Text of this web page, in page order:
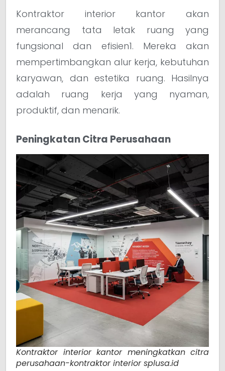
Kontraktor interior kantor akan
merancang tata letak ruang yang
fungsional dan efisien1. Mereka akan
mempertimbangkan alur kerja, kebutuhan
karyawan, dan estetika ruang. Hasilnya
adalah ruang kerja yang nyaman,
produktif, dan menarik.
Peningkatan Citra Perusahaan
Kontraktor interior kantor meningkatkan citra
perusahaan-kontraktor interior splusa.id